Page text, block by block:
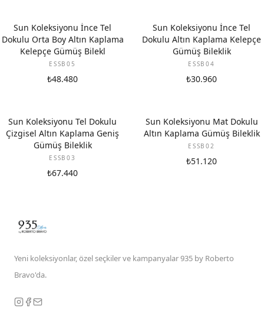
Sun Koleksiyonu İnce Tel
Dokulu Orta Boy Altın Kaplama
Kelepçe Gümüş Bilekl
ESSB05
₺48.480
Sun Koleksiyonu İnce Tel
Dokulu Altın Kaplama Kelepçe
Gümüş Bileklik
ESSB04
₺30.960
Sun Koleksiyonu Tel Dokulu
Çizgisel Altın Kaplama Geniş
Gümüş Bileklik
ESSB03
₺67.440
Sun Koleksiyonu Mat Dokulu
Altın Kaplama Gümüş Bileklik
ESSB02
₺51.120
Yeni koleksiyonlar, özel seçkiler ve kampanyalar 935 by Roberto
Bravo'da.